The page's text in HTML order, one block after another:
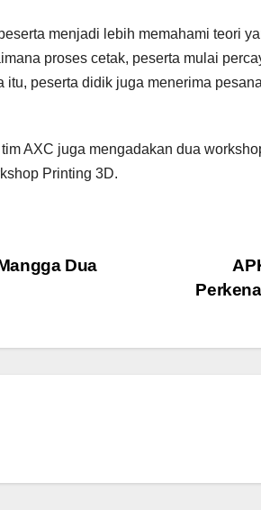
menjadi lebih memahami teori
proses cetak, peserta mulai
itu, peserta didik juga menerima
AXC juga mengadakan dua
Printing 3D.
Dua